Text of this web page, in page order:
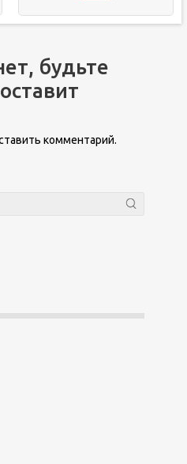
будьте
комментарий.